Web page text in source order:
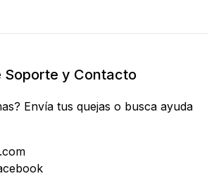
Soporte y Contacto
Envía tus quejas o busca ayuda